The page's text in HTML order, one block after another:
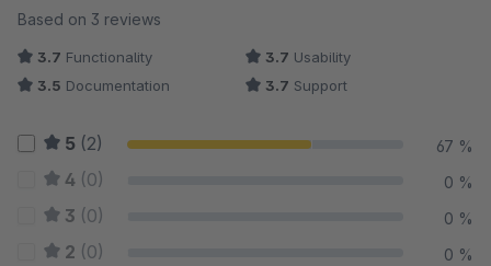
Average rating of 3.67 out of 5 stars
Based on 3 reviews
3.7 Functionality 3.7 Usability
3.5 Documentation 3.7 Support
5 (2) 67 %
4 (0) 0 %
3 (0) 0 %
2 (0) 0 %